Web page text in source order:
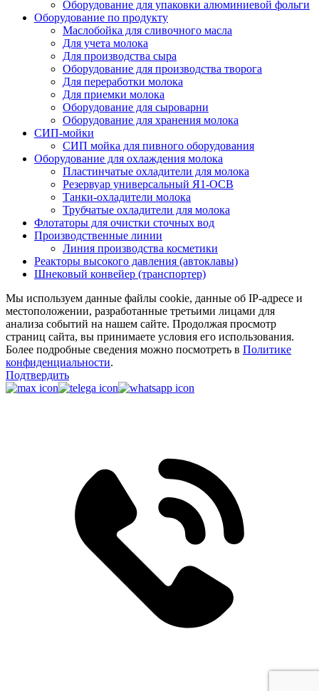
Оборудование для упаковки алюминиевой фольги
Оборудование по продукту
Маслобойка для сливочного масла
Для учета молока
Для производства сыра
Оборудование для производства творога
Для переработки молока
Для приемки молока
Оборудование для сыроварни
Оборудование для хранения молока
СИП-мойки
СИП мойка для пивного оборудования
Оборудование для охлаждения молока
Пластинчатые охладители для молока
Резервуар универсальный Я1-ОСВ
Танки-охладители молока
Трубчатые охладители для молока
Флотаторы для очистки сточных вод
Производственные линии
Линия производства косметики
Реакторы высокого давления (автоклавы)
Шнековый конвейер (транспортер)
Мы используем данные файлы cookie, данные об IP-адресе и
местоположении, разработанные третьими лицами для
анализа событий на нашем сайте. Продолжая просмотр
страниц сайта, вы принимаете условия его использования.
Более подробные сведения можно посмотреть в Политике
конфиденциальности.
Подтвердить